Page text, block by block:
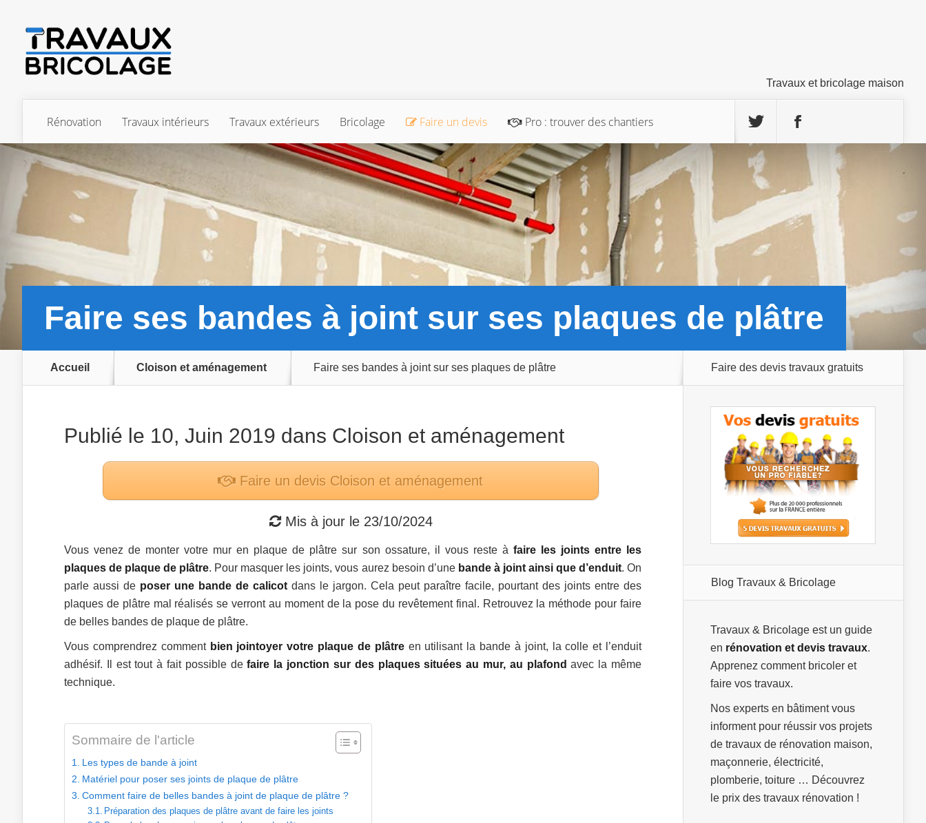
Travaux et bricolage maison
Rénovation Travaux intérieurs Travaux extérieurs Bricolage Faire un devis Pro : trouver des chantiers
Faire ses bandes à joint sur ses plaques de plâtre
Accueil Cloison et aménagement Faire ses bandes à joint sur ses plaques de plâtre
Publié le 10, Juin 2019 dans Cloison et aménagement
Faire un devis Cloison et aménagement
Mis à jour le 23/10/2024
Vous venez de monter votre mur en plaque de plâtre sur son ossature, il vous reste à faire les joints entre les
plaques de plaque de plâtre. Pour masquer les joints, vous aurez besoin d’une bande à joint ainsi que d’enduit. On
parle aussi de poser une bande de calicot dans le jargon. Cela peut paraître facile, pourtant des joints entre des
plaques de plâtre mal réalisés se verront au moment de la pose du revêtement final. Retrouvez la méthode pour faire
de belles bandes de plaque de plâtre.
Vous comprendrez comment bien jointoyer votre plaque de plâtreen utilisant la bande à joint, la colle et l’enduit
adhésif. Il est tout à fait possible defaire la jonction sur des plaques situées au mur, au plafond avec la même
technique.
Sommaire de l'article
Les types de bande à joint
Matériel pour poser ses joints de plaque de plâtre
Comment faire de belles bandes à joint de plaque de plâtre ?
Préparation des plaques de plâtre avant de faire les joints
Faire des devis travaux gratuits
Blog Travaux & Bricolage
Travaux & Bricolage est un guide
en rénovation et devis travaux.
Apprenez comment bricoler et
faire vos travaux.
Nos experts en bâtiment vous
informent pour réussir vos projets
de travaux de rénovation maison,
maçonnerie, électricité,
plomberie, toiture … Découvrez
le prix des travaux rénovation !